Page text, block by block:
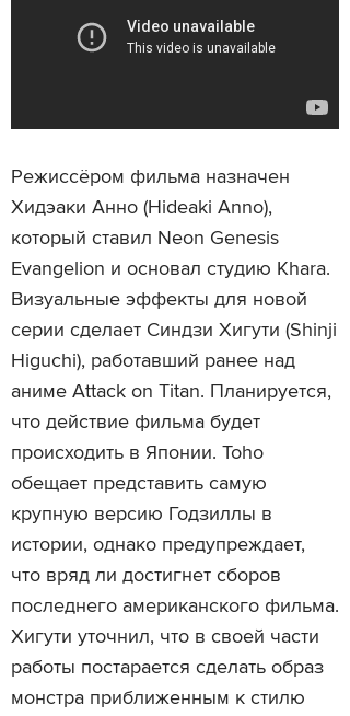
Режиссёром фильма назначен
Хидэаки Анно (Hideaki Anno),
который ставил Neon Genesis
Evangelion и основал студию Khara.
Визуальные эффекты для новой
серии сделает Синдзи Хигути (Shinji
Higuchi), работавший ранее над
аниме Attack on Titan. Планируется,
что действие фильма будет
происходить в Японии. Toho
обещает представить самую
крупную версию Годзиллы в
истории, однако предупреждает,
что вряд ли достигнет сборов
последнего американского фильма.
Хигути уточнил, что в своей части
работы постарается сделать образ
монстра приближенным к стилю